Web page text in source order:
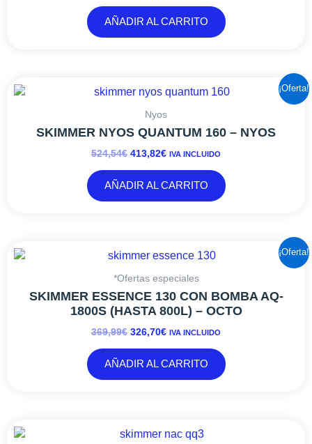
AÑADIR AL CARRITO
¡Oferta!
Nyos
SKIMMER NYOS QUANTUM 160 – NYOS
524,54€
PRECIO
ORIGINAL
ERA:
524,54€.
413,82€
PRECIO
ACTUAL
ES:
IVA INCLUIDO
AÑADIR AL CARRITO
¡Oferta!
*Ofertas especiales
SKIMMER ESSENCE 130 CON BOMBA AQ-
1800S (HASTA 800L) – OCTO
369,99€
PRECIO
ORIGINAL
ERA:
369,99€.
326,70€
PRECIO
ACTUAL
ES:
326,70€.
IVA INCLUIDO
AÑADIR AL CARRITO